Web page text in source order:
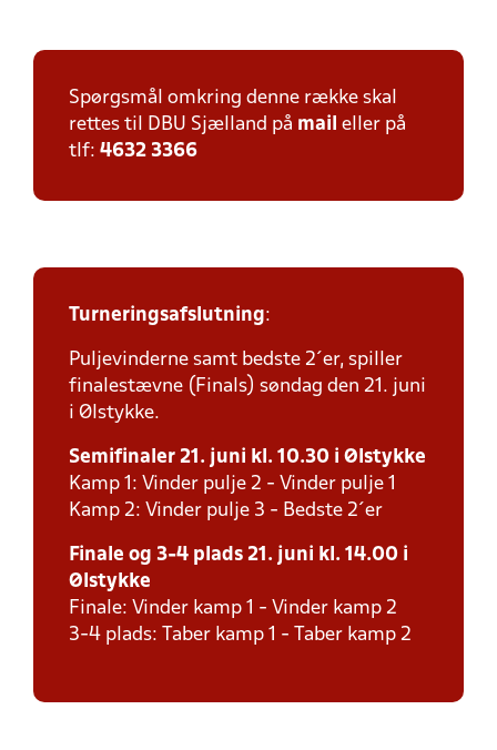
Spørgsmål omkring denne række skal
rettes til DBU Sjælland på mail eller på
tlf: 4632 3366
Turneringsafslutning:
Puljevinderne samt bedste 2´er, spiller
finalestævne (Finals) søndag den 21. juni
i Ølstykke.
Semifinaler 21. juni kl. 10.30 i Ølstykke
Kamp 1: Vinder pulje 2 - Vinder pulje 1
Kamp 2: Vinder pulje 3 - Bedste 2´er
Finale og 3-4 plads 21. juni kl. 14.00 i
Ølstykke
Finale: Vinder kamp 1 - Vinder kamp 2
3-4 plads: Taber kamp 1 - Taber kamp 2